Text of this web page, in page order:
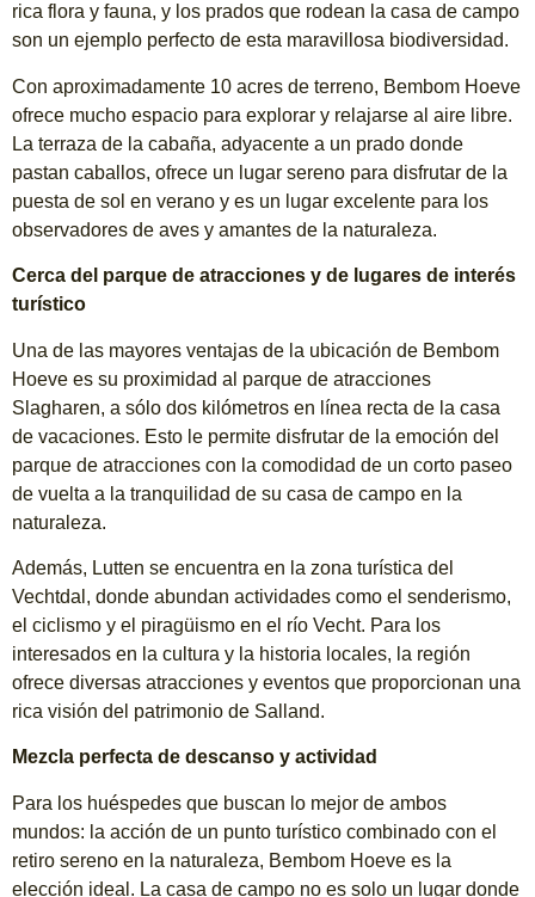
rica flora y fauna, y los prados que rodean la casa de campo
son un ejemplo perfecto de esta maravillosa biodiversidad.
Con aproximadamente 10 acres de terreno, Bembom Hoeve
ofrece mucho espacio para explorar y relajarse al aire libre.
La terraza de la cabaña, adyacente a un prado donde
pastan caballos, ofrece un lugar sereno para disfrutar de la
puesta de sol en verano y es un lugar excelente para los
observadores de aves y amantes de la naturaleza.
Cerca del parque de atracciones y de lugares de interés
turístico
Una de las mayores ventajas de la ubicación de Bembom
Hoeve es su proximidad al parque de atracciones
Slagharen, a sólo dos kilómetros en línea recta de la casa
de vacaciones. Esto le permite disfrutar de la emoción del
parque de atracciones con la comodidad de un corto paseo
de vuelta a la tranquilidad de su casa de campo en la
naturaleza.
Además, Lutten se encuentra en la zona turística del
Vechtdal, donde abundan actividades como el senderismo,
el ciclismo y el piragüismo en el río Vecht. Para los
interesados en la cultura y la historia locales, la región
ofrece diversas atracciones y eventos que proporcionan una
rica visión del patrimonio de Salland.
Mezcla perfecta de descanso y actividad
Para los huéspedes que buscan lo mejor de ambos
mundos: la acción de un punto turístico combinado con el
retiro sereno en la naturaleza, Bembom Hoeve es la
elección ideal. La casa de campo no es solo un lugar donde